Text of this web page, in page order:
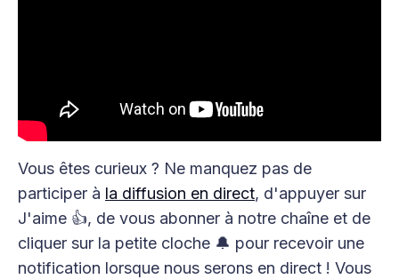
Vous êtes curieux ? Ne manquez pas de
participer à la diffusion en direct, d'appuyer sur
J'aime 👍, de vous abonner à notre chaîne et de
cliquer sur la petite cloche 🔔 pour recevoir une
notification lorsque nous serons en direct ! Vous